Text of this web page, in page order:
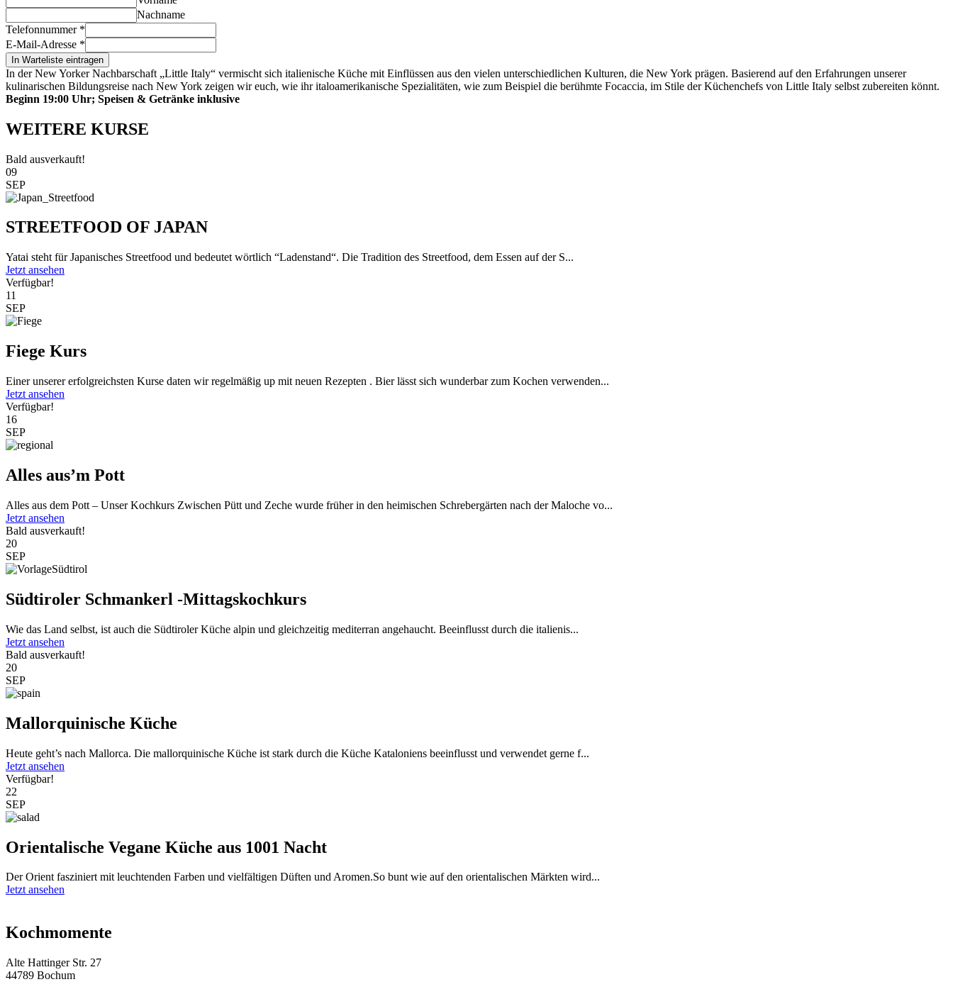
Nachname
Telefonnummer *
E-Mail-Adresse *
In Warteliste eintragen
In der New Yorker Nachbarschaft „Little Italy“ vermischt sich italienische Küche mit Einflüssen aus den vielen unterschiedlichen Kulturen, die New York prägen. Basierend auf den Erfahrungen unserer
kulinarischen Bildungsreise nach New York zeigen wir euch, wie ihr italoamerikanische Spezialitäten, wie zum Beispiel die berühmte Focaccia, im Stile der Küchenchefs von Little Italy selbst zubereiten könnt.
Beginn 19:00 Uhr; Speisen & Getränke inklusive
WEITERE KURSE
Bald ausverkauft!
09
SEP
STREETFOOD OF JAPAN
Yatai steht für Japanisches Streetfood und bedeutet wörtlich “Ladenstand“. Die Tradition des Streetfood, dem Essen auf der S...
Jetzt ansehen
Verfügbar!
11
SEP
Fiege Kurs
Einer unserer erfolgreichsten Kurse daten wir regelmäßig up mit neuen Rezepten . Bier lässt sich wunderbar zum Kochen verwenden...
Jetzt ansehen
Verfügbar!
16
SEP
Alles aus’m Pott
Alles aus dem Pott – Unser Kochkurs Zwischen Pütt und Zeche wurde früher in den heimischen Schrebergärten nach der Maloche vo...
Jetzt ansehen
Bald ausverkauft!
20
SEP
Südtiroler Schmankerl -Mittagskochkurs
Wie das Land selbst, ist auch die Südtiroler Küche alpin und gleichzeitig mediterran angehaucht. Beeinflusst durch die italienis...
Jetzt ansehen
Bald ausverkauft!
20
SEP
Mallorquinische Küche
Heute geht’s nach Mallorca. Die mallorquinische Küche ist stark durch die Küche Kataloniens beeinflusst und verwendet gerne f...
Jetzt ansehen
Verfügbar!
22
SEP
Orientalische Vegane Küche aus 1001 Nacht
Der Orient fasziniert mit leuchtenden Farben und vielfältigen Düften und Aromen.So bunt wie auf den orientalischen Märkten wird...
Jetzt ansehen
Kochmomente
Alte Hattinger Str. 27
44789 Bochum